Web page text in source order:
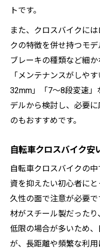
快適さ重視なら自
由
自転車クロス
る理由
自転車クロス
な使い勝手
自転車クロス
比較検証
学が楽しくなる
自転車クロス
に注目
ロードバイクとの
自転車クロス
を正しく理解
トです。
また、クロスバイクに
クの特徴を併せ持つモデ
ブレーキの種類など細
「メンテナンスがしや
32mm」「7～8段変速
デルから検討し、必要
のもおすすめです。
自転車クロスバイク安
自転車クロスバイクの
資を抑えたい初心者に
久性の面で注意が必要
材がスチール製だった
低限の場合が多いため
が、長距離や頻繁な利用